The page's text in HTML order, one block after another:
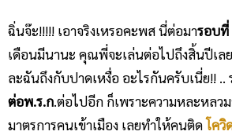
ฉิ่นจ๊ะ!!!!! เอาจริงเหรอคะพส นี่ต่อมารอบที่
เดือนมีนานะ คุณพี่จะเล่นต่อไปถึงสิ้นปีเล
ละฉันถึงกับปาดเหงื่อ อะไรกันครับเนี่ย!!
ต่อพ.ร.ก.ต่อไปอีก ก็เพราะความหละหลว
มาตรการคนเข้าเมือง เลยทำให้คนติดโควิ